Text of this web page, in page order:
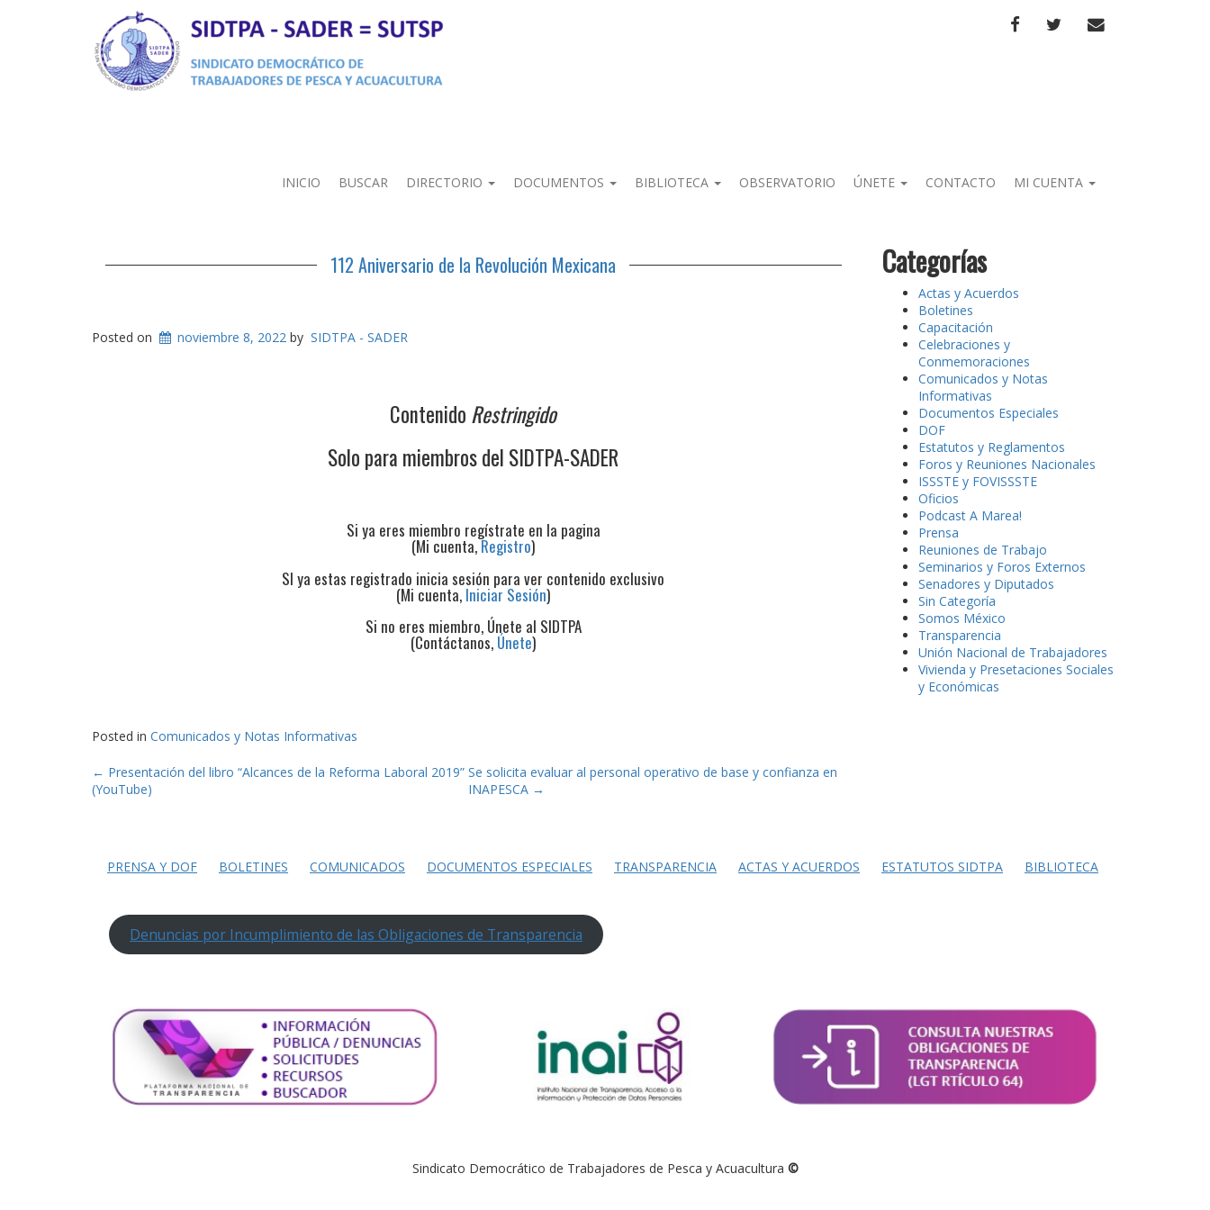
FACEBOOKTWITTERCORREO
INICIO BUSCAR DIRECTORIO DOCUMENTOS BIBLIOTECA OBSERVATORIO ÚNETE CONTACTO MI CUENTA
112 Aniversario de la Revolución Mexicana
Posted on noviembre 8, 2022 by SIDTPA - SADER
Contenido Restringido
Solo para miembros del SIDTPA-SADER
Si ya eres miembro regístrate en la pagina
(Mi cuenta,Registro)
SI ya estas registrado inicia sesión para ver contenido exclusivo
(Mi cuenta, Iniciar Sesión)
Si no eres miembro, Únete al SIDTPA
(Contáctanos, Únete)
Posted in Comunicados y Notas Informativas
Post
navigation
← Presentación del libro “Alcances de la Reforma Laboral 2019”
(YouTube)
Se solicita evaluar al personal operativo de base y confianza en
INAPESCA →
Categorías
Actas y Acuerdos
Boletines
Capacitación
Celebraciones y
Conmemoraciones
Comunicados y Notas
Informativas
Documentos Especiales
DOF
Estatutos y Reglamentos
Foros y Reuniones Nacionales
ISSSTE y FOVISSSTE
Oficios
Podcast A Marea!
Prensa
Reuniones de Trabajo
Seminarios y Foros Externos
Senadores y Diputados
Sin Categoría
Somos México
Transparencia
Unión Nacional de Trabajadores
Vivienda y Presetaciones Sociales
y Económicas
PRENSA Y DOF BOLETINES COMUNICADOS DOCUMENTOS ESPECIALES TRANSPARENCIA ACTAS Y ACUERDOS ESTATUTOS SIDTPA BIBLIOTECA
Denuncias por Incumplimiento de las Obligaciones de Transparencia
Sindicato Democrático de Trabajadores de Pesca y Acuacultura ©